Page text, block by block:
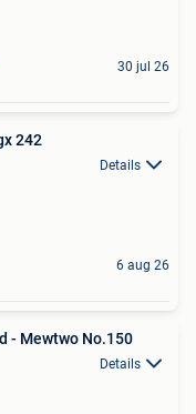
30 jul 26
242
Details
6 aug 26
- Mewtwo No.150
Details